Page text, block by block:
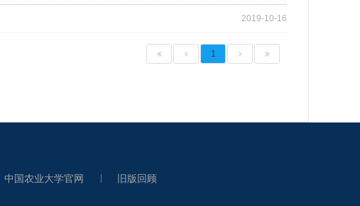
2019-10-16
1
中国农业大学官网 旧版回顾